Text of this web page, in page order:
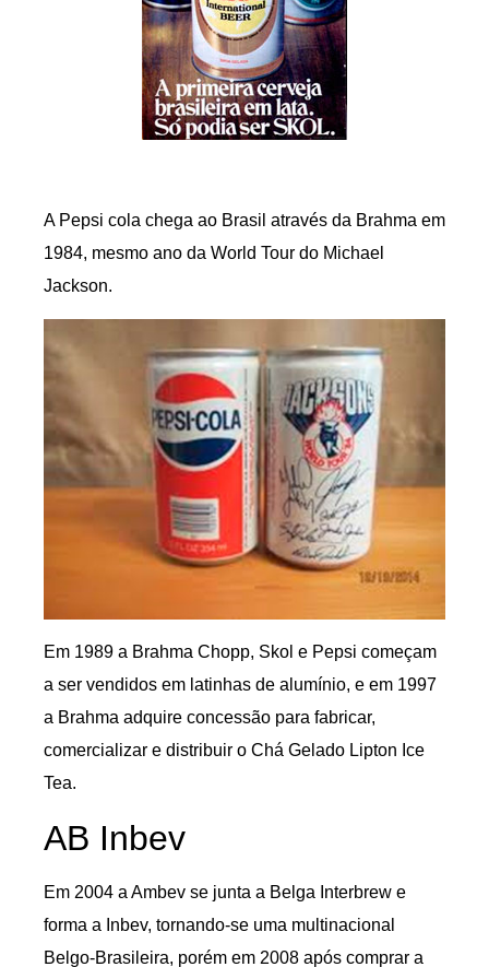
A Pepsi cola chega ao Brasil através da Brahma em
1984, mesmo ano da World Tour do Michael
Jackson.
Em 1989 a Brahma Chopp, Skol e Pepsi começam
a ser vendidos em latinhas de alumínio, e em 1997
a Brahma adquire concessão para fabricar,
comercializar e distribuir o Chá Gelado Lipton Ice
Tea.
AB Inbev
Em 2004 a Ambev se junta a Belga Interbrew e
forma a Inbev, tornando-se uma multinacional
Belgo-Brasileira, porém em 2008 após comprar a